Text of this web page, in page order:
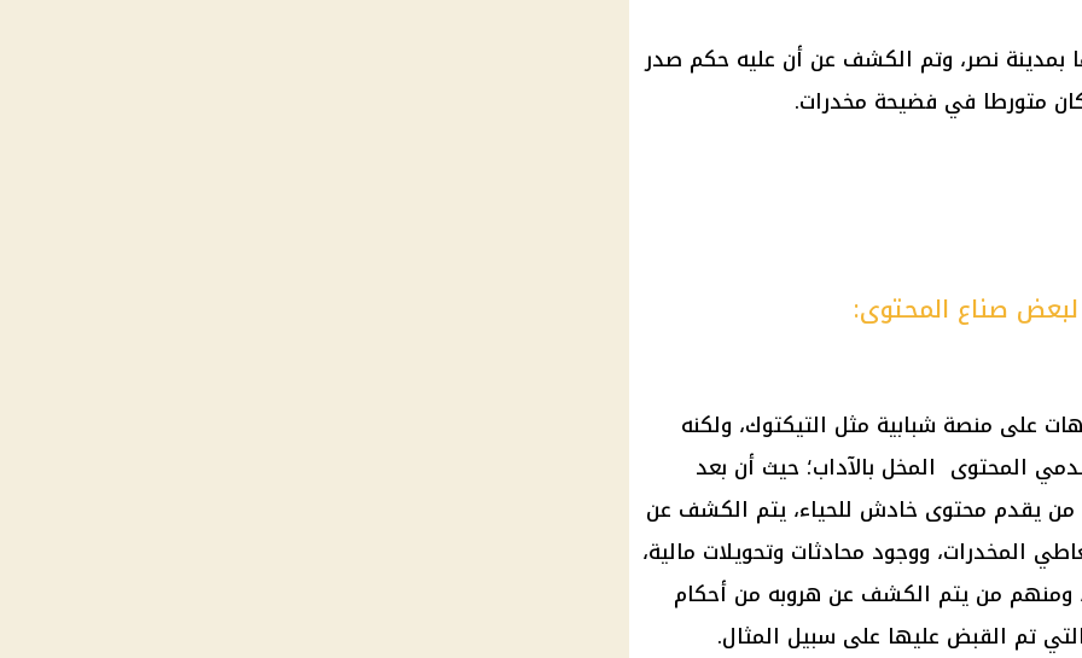
نصر، وتم الكشف عن أن عليه حكم صدر
متورطا في فضيحة مخدرات.
صناع المحتوى:
على منصة شبابية مثل التيكتوك، ولكنه
المحتوى المخل بالآداب؛ حيث أن بعد
من يقدم محتوى خادش للحياء، يتم الكشف عن
المخدرات، ووجود محادثات وتحويلات مالية،
ومنهم من يتم الكشف عن هروبه من أحكام
تم القبض عليها على سبيل المثال.